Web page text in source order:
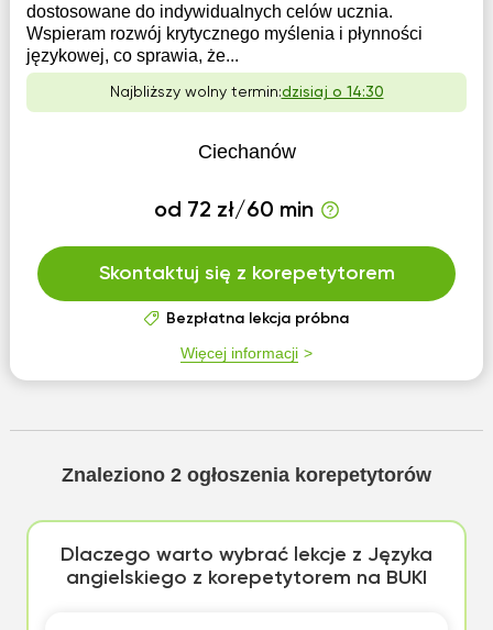
dostosowane do indywidualnych celów ucznia.
Wspieram rozwój krytycznego myślenia i płynności
językowej, co sprawia, że...
Najbliższy wolny termin:dzisiaj o 14:30
Ciechanów
od 72 zł/60 min
Skontaktuj się z korepetytorem
Bezpłatna lekcja próbna
Więcej informacji
Znaleziono 2 ogłoszenia korepetytorów
Dlaczego warto wybrać lekcje z Języka
angielskiego z korepetytorem na BUKI